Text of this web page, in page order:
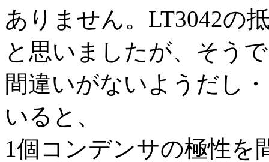
ありません。LT3042の
と思いましたが、そう
間違いがないようだし
いると、
1個コンデンサの極性を